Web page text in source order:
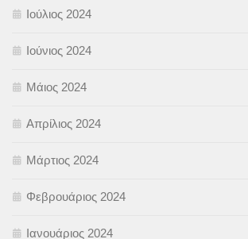
Ιούλιος 2024
Ιούνιος 2024
Μάιος 2024
Απρίλιος 2024
Μάρτιος 2024
Φεβρουάριος 2024
Ιανουάριος 2024